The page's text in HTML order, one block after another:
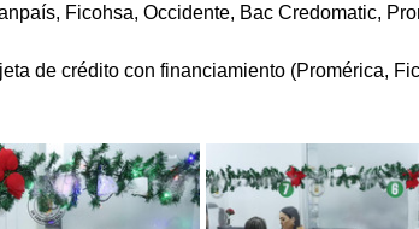
Ficohsa, Occidente, Bac Credomatic,
de crédito con financiamiento (Promérica,